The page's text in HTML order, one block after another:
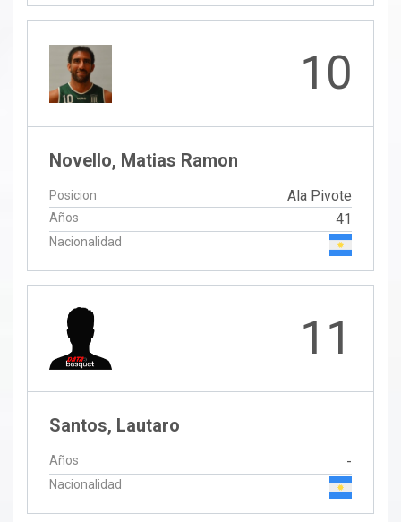
10
Novello, Matias Ramon
Posicion Ala Pivote
Años 41
Nacionalidad
11
Santos, Lautaro
Años -
Nacionalidad